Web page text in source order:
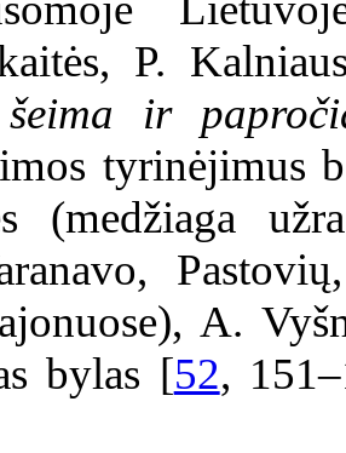
P.
ir
tyrinėjimus
(medžiaga
A.
bylas [52,